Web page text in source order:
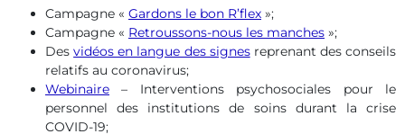
Campagne « Gardons le bon R’flex »;
Campagne « Retroussons-nous les manches »;
Desvidéos en langue des signesreprenant des conseils
relatifs au coronavirus;
Webinaire – Interventions psychosociales pour le
personnel des institutions de soins durant la crise
COVID-19;